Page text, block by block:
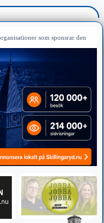
som sponsrar den